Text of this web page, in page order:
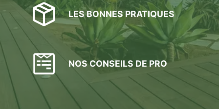
LES BONNES PRATIQUES
NOS CONSEILS DE PRO